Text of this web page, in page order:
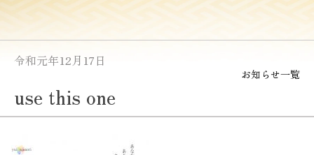
令和元年12月17日
お知らせ一覧
use this one